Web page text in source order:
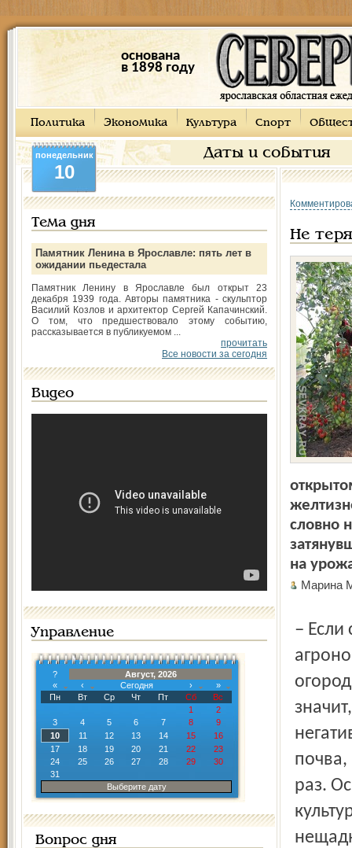
основана
в 1898 году
Политика Экономика Культура Спорт
Даты и события
понедельник
10
Тема дня
Памятник Ленина в Ярославле: пять лет в
ожидании пьедестала
Памятник Ленину в Ярославле был открыт 23
декабря 1939 года. Авторы памятника - скульптор
Василий Козлов и архитектор Сергей Капачинский.
О том, что предшествовало этому событию,
рассказывается в публикуемом ...
прочитать
Все новости за сегодня
Видео
Управление
?
Август, 2026
«
‹ Сегодня ›
»
Пн
Вт Ср Чт Пт Сб
Вс
1
2
3
4 5 6 7 8
9
10
11 12 13 14 15
16
17
18 19 20 21 22
23
24
25 26 27 28 29
30
31
Выберите дату
Вопрос дня
Не
словно
на
– Если срочно не принять меры! – заявляет учёный
почва,
раз.